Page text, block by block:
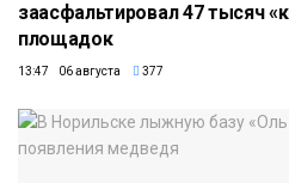
заасфальтировал 47 тысяч
площадок
13:47 06 августа 377